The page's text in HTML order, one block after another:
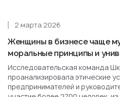
Женщины в бизнесе чаще
моральные принципы и
2 марта 2026
Исследовательская команда
проанализировала этические
предпринимателей и